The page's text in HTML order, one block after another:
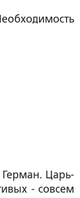
Царь-
- совсем